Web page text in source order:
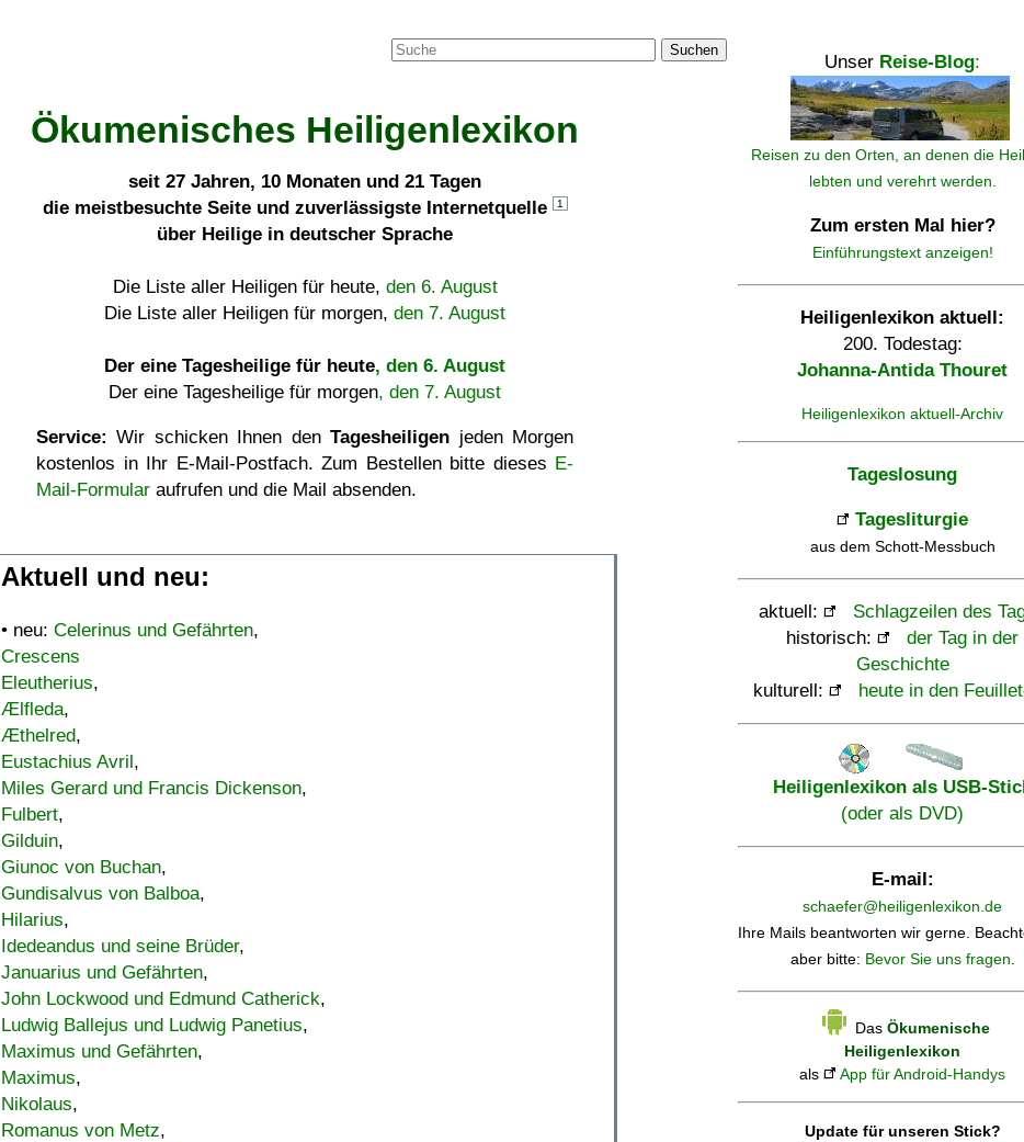
Suchen
Ökumenisches Heiligenlexikon
seit 27 Jahren, 10 Monaten und 21 Tagen
die meistbesuchte Seite und zuverlässigste Internetquelle
1
über Heilige in deutscher Sprache
Die Liste aller Heiligen für heute, den 6. August
Die Liste aller Heiligen für morgen, den 7. August
Der eine Tagesheilige für heute, den 6. August
Der eine Tagesheilige für morgen, den 7. August
Service: Wir schicken Ihnen denTagesheiligen jeden Morgen
kostenlos in Ihr E-Mail-Postfach. Zum Bestellen bitte dieses E-
Mail-Formular aufrufen und die Mail absenden.
Aktuell und neu:
• neu: Celerinus und Gefährten,
Crescens
Eleutherius,
Ælfleda,
Æthelred,
Eustachius Avril,
Miles Gerard und Francis Dickenson,
Fulbert,
Gilduin,
Giunoc von Buchan,
Gundisalvus von Balboa,
Hilarius,
Idedeandus und seine Brüder,
Januarius und Gefährten,
John Lockwood und Edmund Catherick,
Ludwig Ballejus und Ludwig Panetius,
Maximus und Gefährten,
Maximus,
Nikolaus,
Romanus von Metz,
Unser Reise-Blog:
Reisen zu den Orten, an denen die
lebten und verehrt werden.
Zum ersten Mal hier?
Einführungstext anzeigen!
Heiligenlexikon aktuell:
200. Todestag:
Johanna-Antida Thouret
Heiligenlexikon aktuell-Archiv
Tageslosung
Tagesliturgie
aus dem Schott-Messbuch
aktuell:
Schlagzeilen des
historisch:
der Tag in der
Geschichte
kulturell:
heute in den
Heiligenlexikon als USB-
(oder als DVD)
E-mail:
schaefer@heiligenlexikon.de
Ihre Mails beantworten wir gerne.
aber bitte: Bevor Sie uns fragen.
Das Ökumenische
Heiligenlexikon
als
App für Android-Handys
Update für unseren Stick?